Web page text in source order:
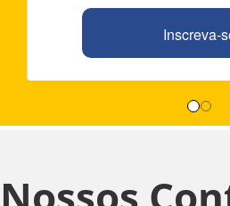
Inscreva-